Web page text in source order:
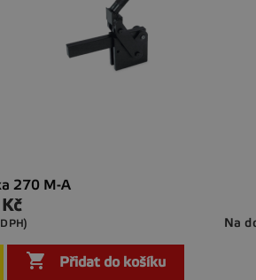
270 M-A
Na
 Přidat do košíku